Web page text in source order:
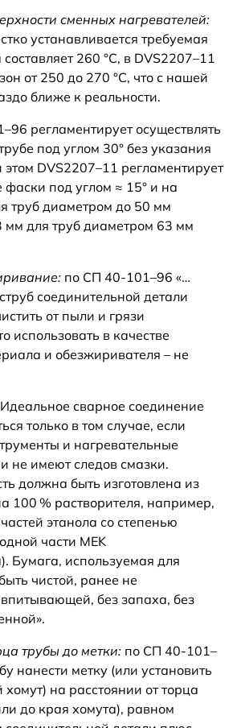
сменных нагревателей:
устанавливается требуемая
260 °C, в DVS2207–11
от 250 до 270 °C, что с нашей
ближе к реальности.
регламентирует осуществлять
под углом 30° без указания
DVS2207–11 регламентирует
фаски под углом ≈ 15° и на
труб диаметром до 50 мм
мм для труб диаметром 63 мм
по СП 40-101–96 «…
соединительной детали
от пыли и грязи
использовать в качестве
и обезжиривателя – не
сварное соединение
только в том случае, если
и нагревательные
не имеют следов смазки.
должна быть изготовлена из
100 % растворителя, например,
этанола со степенью
части MEK
Бумага, используемая для
чистой, ранее не
без запаха, без
трубы до метки: по СП 40-101–
нанести метку (или установить
на расстоянии от торца
до края хомута), равном